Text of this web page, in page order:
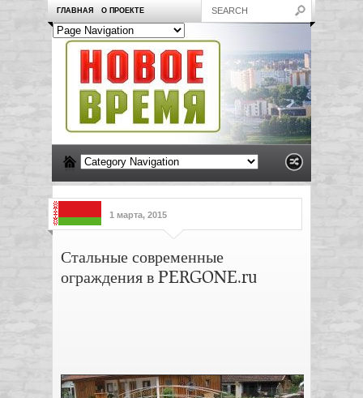
ГЛАВНАЯ О ПРОЕКТЕ
1 марта, 2015
Стальные современные
ограждения в PERGONE.ru